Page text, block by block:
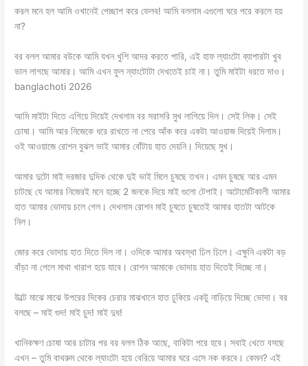
করল মনে হল আমি ওখানেই পেচ্ছাপ করে ফেলব! আমি বললাম এগুলো ঘরে পরে করলে হয়
না?
বর বলল আমার বউকে আমি যখন খুশি আদর করতে পারি, এই হাফ ল্যাংটো ব্যাপারটা খুব
ভাল লাগছে আমার। আমি এখন ফুল ন্যাংটোটা দেখতেই চাই না। তুমি মাইটা ধরতে দাও।
banglachoti 2026
আমি মাইটা দিতে এগিয়ে দিয়েই দেখলাম বর সরাসরি মুখ লাগিয়ে দিল। সেই লিক। সেই
চোষা। আমি আর নিজেকে ধরে রাখতে না পেরে আঁক করে একটা আওয়াজ দিয়েই দিলাম।
ওই আওয়াজে রোশন বুঝল ভাই আমার বোঁটায় হাত দেয়নি। দিয়েছে মুখ।
আমার দুটো মাই দরজার দুদিক থেকে দুই ভাই মিলে চুষছে তখন। এমন চুষছে আর এমন
চাটছে যে আমার নিজেরই মনে হচ্ছে 2 জনকে দিয়ে মাই গুলো টেপাই। অটোমেটিকালী আমার
হাত আমার ভোদায় চলে গেল। দেখলাম রোশন মাই চুষতে চুষতেই আমার হাতটা আটকে
নিল।
জোর করে ভোদায় হাত দিতে দিল না। ওদিকে আমার অবস্থা ঢিল ঢিলে। এক্ষুনি একটা বড়
বাঁড়া না পেলে মাথা খারাপ হয়ে যাবে। রোশন আমাকে ভোদায় হাত দিতেই দিচ্ছে না।
উল্টে মাঝে মাঝে উপরের দিকের চেরার মাঝখানে হাত ঢুকিয়ে একটু নাড়িয়ে দিচ্ছে ভোদা। বর
বলছে – মাই গুদ! মাই চুদ! মাই দুধ!
খানিকক্ষণ চোষা আর চাটার পর বর বলল ঠিক আছে, বাকিটা পরে হবে। সবাই খেতে বসছে
এখন – তুমি বাথরুম থেকে ল্যাংটো হয়ে বেরিয়ে আমার ঘরে এসে নক করবে। কেমন? এই